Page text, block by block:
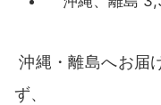
沖縄・離島へお届
ず、